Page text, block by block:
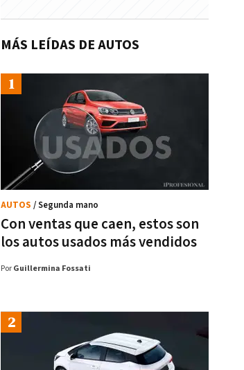
MÁS LEÍDAS DE AUTOS
Con ventas que caen, estos son
los autos usados más vendidos
AUTOS / Segunda mano
Por Guillermina Fossati